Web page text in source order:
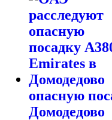
опасную
Домодедово